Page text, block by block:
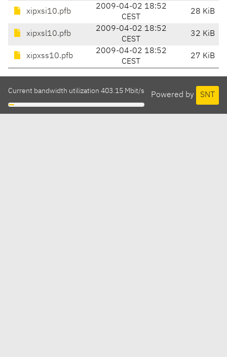
xipxsi10.pfb
2009-04-02 18:52
CEST
28 KiB
xipxsl10.pfb
2009-04-02 18:52
CEST
32 KiB
xipxss10.pfb
2009-04-02 18:52
CEST
27 KiB
Powered by SNT
Current bandwidth utilization 403.15 Mbit/s